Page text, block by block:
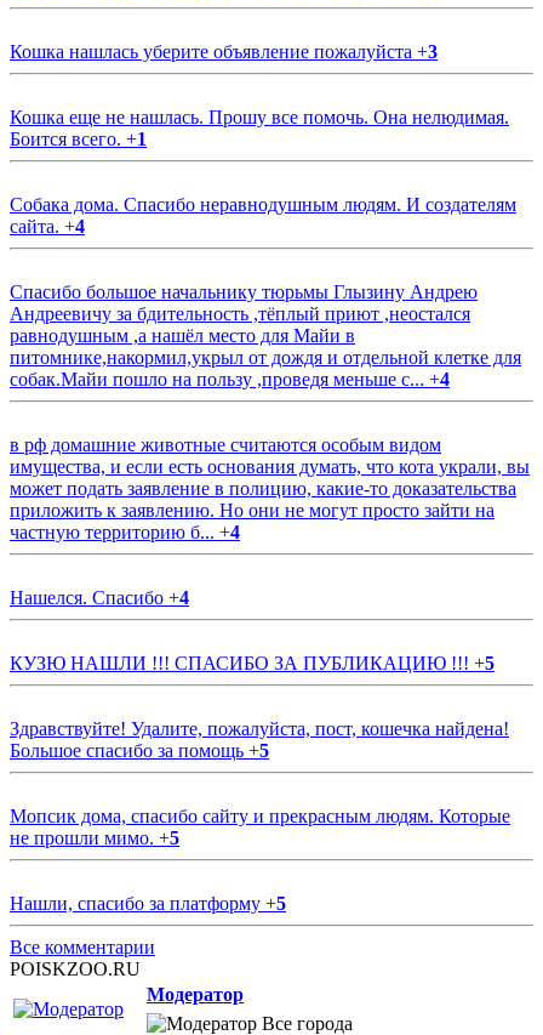
Кошка нашлась уберите объявление пожалуйста +3
Кошка еще не нашлась. Прошу все помочь. Она нелюдимая.
Боится всего. +1
Собака дома. Спасибо неравнодушным людям. И создателям
сайта. +4
Спасибо большое начальнику тюрьмы Глызину Андрею
Андреевичу за бдительность ,тёплый приют ,неостался
равнодушным ,а нашёл место для Майи в
питомнике,накормил,укрыл от дождя и отдельной клетке для
собак.Майи пошло на пользу ,проведя меньше с... +4
в рф домашние животные считаются особым видом
имущества, и если есть основания думать, что кота украли, вы
может подать заявление в полицию, какие-то доказательства
приложить к заявлению. Но они не могут просто зайти на
частную территорию б... +4
Нашелся. Спасибо +4
КУЗЮ НАШЛИ !!! СПАСИБО ЗА ПУБЛИКАЦИЮ !!! +5
Здравствуйте! Удалите, пожалуйста, пост, кошечка найдена!
Большое спасибо за помощь +5
Мопсик дома, спасибо сайту и прекрасным людям. Которые
не прошли мимо. +5
Нашли, спасибо за платформу +5
Все комментарии
POISKZOO.RU
Модератор
Все города